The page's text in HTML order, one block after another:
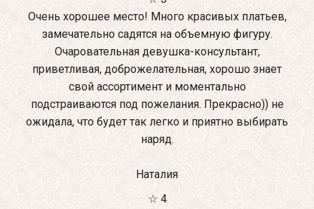
Очень хорошее место! Много красивых платьев,
замечательно садятся на объемную фигуру.
Очаровательная девушка-консультант,
приветливая, доброжелательная, хорошо знает
свой ассортимент и моментально
подстраиваются под пожелания. Прекрасно)) не
ожидала, что будет так легко и приятно выбирать
наряд.
Наталия
☆ 4